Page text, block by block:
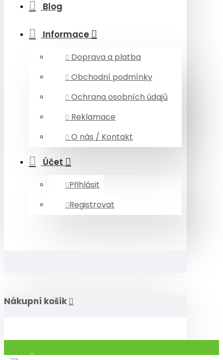
Blog
Informace
Doprava a platba
Obchodní podmínky
Ochrana osobních údajů
Reklamace
O nás / Kontakt
Účet
Přihlásit
Registrovat
Nákupní košík